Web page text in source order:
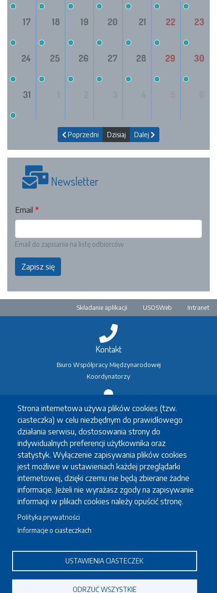
17 18 19 20 21 22 23
24 25 26 27 28 29 30
31
Poprzedni Dzisiaj Dalej
Newsletter
Email
Email do zapisania na listę odbiorców
Zapisz się
Pre-footer
Składanie aplikacji USOSWeb Intranet
Strona internetowa używa plików cookies (tzw.
ciasteczka) w celu niezbędnym do prawidłowego
działania serwisu, dostosowania strony do
indywidualnych preferencji użytkownika oraz
statystyk. Wyłączenie zapisywania plików cookies
jest możliwe w ustawieniach każdej przeglądarki
internetowej, dzięki czemu nie będą zbierane żadne
informacje. Jeżeli nie wyrażasz zgody na zapisywanie
informacji w plikach cookies należy opuścić stronę.
Polityka prywatności
Informacje o ciasteczkach
USTAWIENIA CIASTECZEK
ODRZUĆ WSZYSTKIE
Kontakt
Biuro Współpracy Międzynarodowej
Koordynatorzy
Wymiana studencka
Erasmus+
Erasmus+ praktyki
Inne wymiany
Koordynatorzy
Studia po angielsku
Oferta studiów w języku angielskim
Pracownicy